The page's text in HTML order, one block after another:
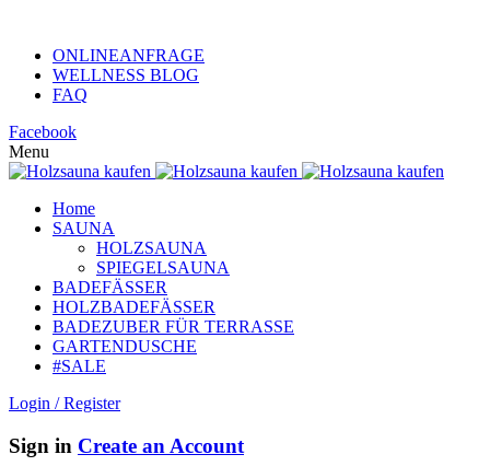
ONLINEANFRAGE
WELLNESS BLOG
FAQ
Facebook
Menu
Home
SAUNA
HOLZSAUNA
SPIEGELSAUNA
BADEFÄSSER
HOLZBADEFÄSSER
BADEZUBER FÜR TERRASSE
GARTENDUSCHE
#SALE
Login / Register
Sign in Create an Account